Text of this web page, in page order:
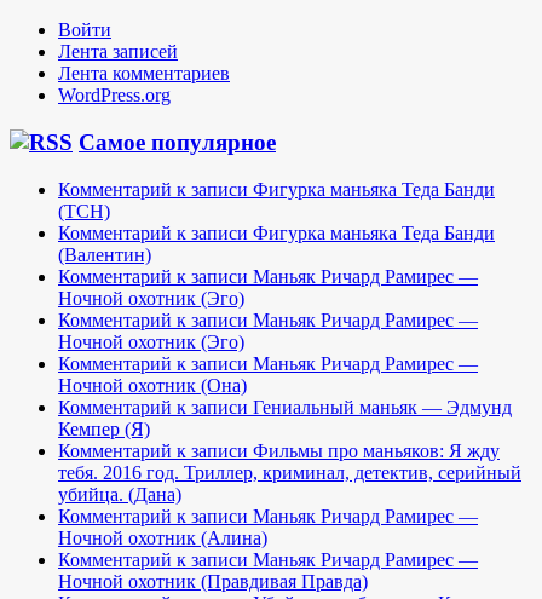
Войти
Лента записей
Лента комментариев
WordPress.org
Самое популярное
Комментарий к записи Фигурка маньяка Теда Банди
(TCH)
Комментарий к записи Фигурка маньяка Теда Банди
(Валентин)
Комментарий к записи Маньяк Ричард Рамирес —
Ночной охотник (Эго)
Комментарий к записи Маньяк Ричард Рамирес —
Ночной охотник (Эго)
Комментарий к записи Маньяк Ричард Рамирес —
Ночной охотник (Она)
Комментарий к записи Гениальный маньяк — Эдмунд
Кемпер (Я)
Комментарий к записи Фильмы про маньяков: Я жду
тебя. 2016 год. Триллер, криминал, детектив, серийный
убийца. (Дана)
Комментарий к записи Маньяк Ричард Рамирес —
Ночной охотник (Алина)
Комментарий к записи Маньяк Ричард Рамирес —
Ночной охотник (Правдивая Правда)